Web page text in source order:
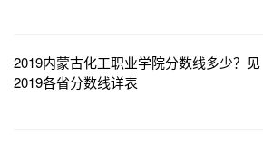
2019内蒙古化工职业学院分数线多少？见
2019各省分数线详表